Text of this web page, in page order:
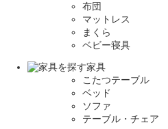
布団
マットレス
まくら
ベビー寝具
家具
こたつテーブル
ベッド
ソファ
テーブル・チェア